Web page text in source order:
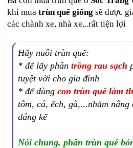
khi muatrùn quế giống sẽ được
các chành xe, nhà xe,..rất tiện lợi
Hãy nuôi trùn quế:
* để lấy phântrồng rau sạch
tuyệt vời cho gia đình
* để dùngcon trùn quế làm
tôm, cá, ếch, gà,...nhằm nâng
đáng kể
Nói chung, phân trùn quế